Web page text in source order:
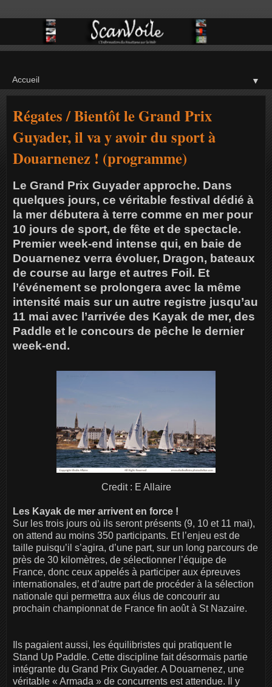
▼
Régates / Bientôt le Grand Prix
Guyader, il va y avoir du sport à
Douarnenez ! (programme)
Le Grand Prix Guyader approche. Dans
quelques jours, ce véritable festival dédié à
la mer débutera à terre comme en mer pour
10 jours de sport, de fête et de spectacle.
Premier week-end intense qui, en baie de
Douarnenez verra évoluer, Dragon, bateaux
de course au large et autres Foil. Et
l’événement se prolongera avec la même
intensité mais sur un autre registre jusqu’au
11 mai avec l’arrivée des Kayak de mer, des
Paddle et le concours de pêche le dernier
week-end.
Credit : E Allaire
Les Kayak de mer arrivent en force !
Sur les trois jours où ils seront présents (9, 10 et 11 mai),
on attend au moins 350 participants. Et l’enjeu est de
taille puisqu’il s’agira, d’une part, sur un long parcours de
près de 30 kilomètres, de sélectionner l’équipe de
France, donc ceux appelés à participer aux épreuves
internationales, et d’autre part de procéder à la sélection
nationale qui permettra aux élus de concourir au
prochain championnat de France fin août à St Nazaire.
Ils pagaient aussi, les équilibristes qui pratiquent le
Stand Up Paddle. Cette discipline fait désormais partie
intégrante du Grand Prix Guyader. A Douarnenez, une
véritable « Armada » de concurrents est attendue. Il y